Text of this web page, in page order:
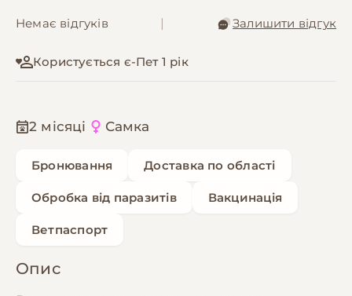
Немає відгуків Залишити відгук
Користується є-Пет 1 рік
2 місяці Самка
Бронювання Доставка по області
Обробка від паразитів Вакцинація
Ветпаспорт
Опис